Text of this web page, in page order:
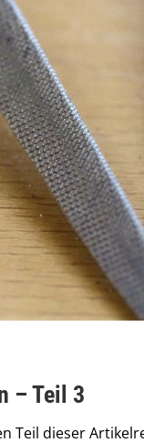
– Teil 3
Teil dieser